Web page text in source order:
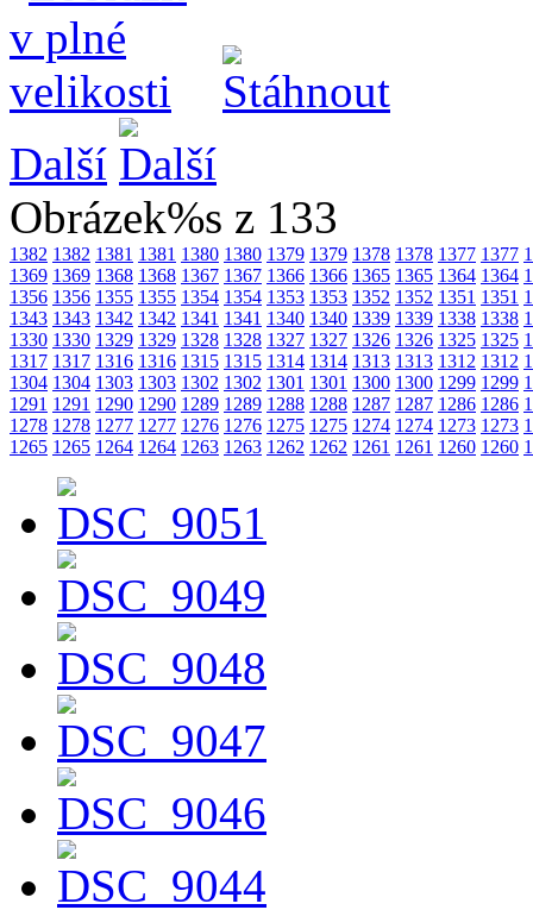
Další
Obrázek%s z 133
1382 1382 1381 1381 1380 1380 1379 1379 1378 1378 1377 1377
1369 1369 1368 1368 1367 1367 1366 1366 1365 1365 1364 1364
1356 1356 1355 1355 1354 1354 1353 1353 1352 1352 1351 1351
1343 1343 1342 1342 1341 1341 1340 1340 1339 1339 1338 1338
1330 1330 1329 1329 1328 1328 1327 1327 1326 1326 1325 1325
1317 1317 1316 1316 1315 1315 1314 1314 1313 1313 1312 1312
1304 1304 1303 1303 1302 1302 1301 1301 1300 1300 1299 1299
1291 1291 1290 1290 1289 1289 1288 1288 1287 1287 1286 1286
1278 1278 1277 1277 1276 1276 1275 1275 1274 1274 1273 1273
1265 1265 1264 1264 1263 1263 1262 1262 1261 1261 1260 1260